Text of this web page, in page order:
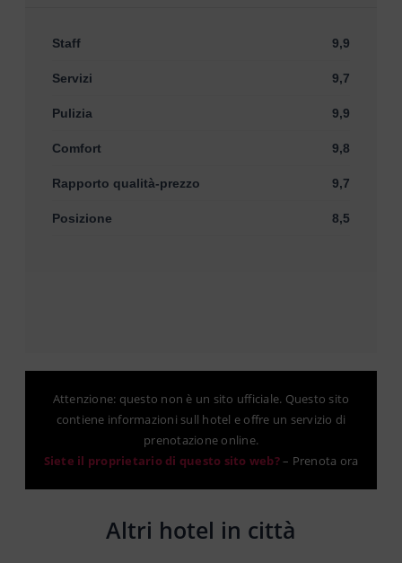
Staff 9,9
Servizi 9,7
Pulizia 9,9
Comfort 9,8
Rapporto qualità-prezzo 9,7
Posizione 8,5
Attenzione: questo non è un sito ufficiale. Questo sito
contiene informazioni sull hotel e offre un servizio di
prenotazione online.
Siete il proprietario di questo sito web?– Prenota ora
Altri hotel in città